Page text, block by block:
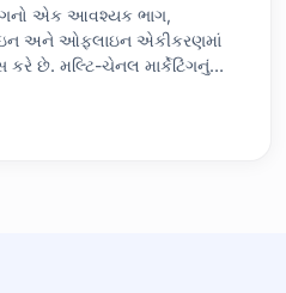
એક આવશ્યક ભાગ,
અને ઓફલાઇન એકીકરણમાં
છે. મલ્ટિ-ચેનલ માર્કેટિંગનું
અને ઓફલાઈન ચેનલોને